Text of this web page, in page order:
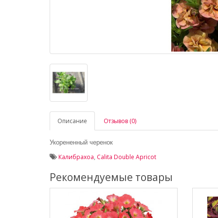
Описание Отзывов (0)
Укорененный черенок
Калибрахоа, Calita Double Apricot
Рекомендуемые товары